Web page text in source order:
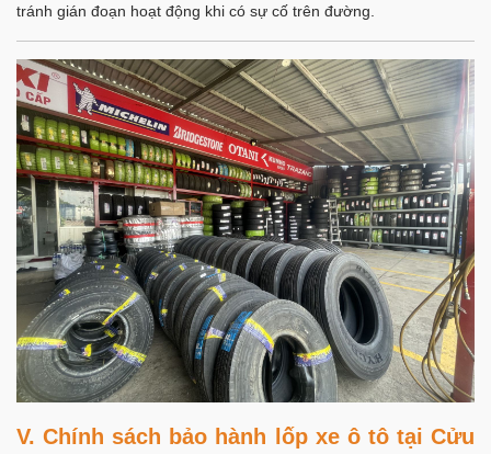
tránh gián đoạn hoạt động khi có sự cố trên đường.
V. Chính sách bảo hành lốp xe ô tô tại Cửu